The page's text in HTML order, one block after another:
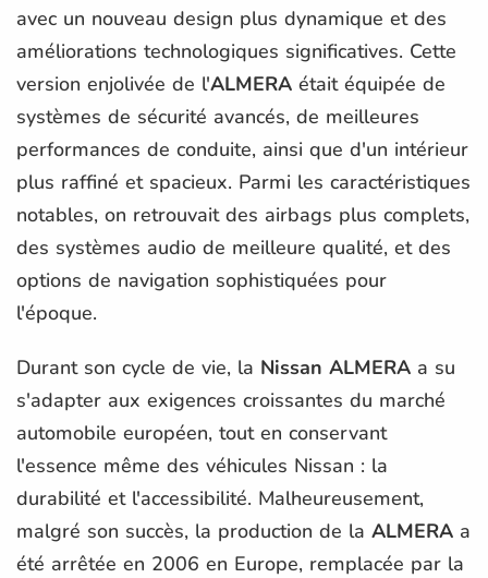
avec un nouveau design plus dynamique et des
améliorations technologiques significatives. Cette
version enjolivée de l'ALMERA était équipée de
systèmes de sécurité avancés, de meilleures
performances de conduite, ainsi que d'un intérieur
plus raffiné et spacieux. Parmi les caractéristiques
notables, on retrouvait des airbags plus complets,
des systèmes audio de meilleure qualité, et des
options de navigation sophistiquées pour
l'époque.
Durant son cycle de vie, la Nissan ALMERA a su
s'adapter aux exigences croissantes du marché
automobile européen, tout en conservant
l'essence même des véhicules Nissan : la
durabilité et l'accessibilité. Malheureusement,
malgré son succès, la production de la ALMERA a
été arrêtée en 2006 en Europe, remplacée par la